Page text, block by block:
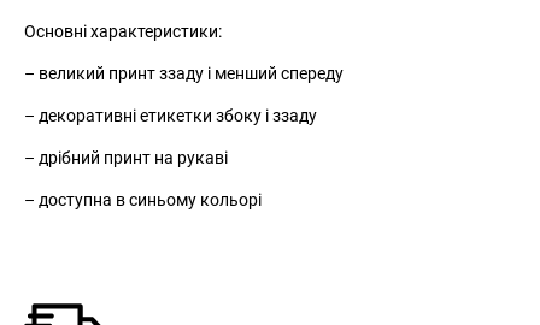
Основні характеристики:
– великий принт ззаду і менший спереду
– декоративні етикетки збоку і ззаду
– дрібний принт на рукаві
– доступна в синьому кольорі